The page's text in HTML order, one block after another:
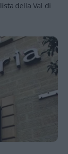
della Val di